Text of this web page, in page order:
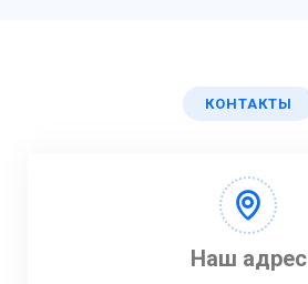
КОНТАКТЫ
Наш адрес